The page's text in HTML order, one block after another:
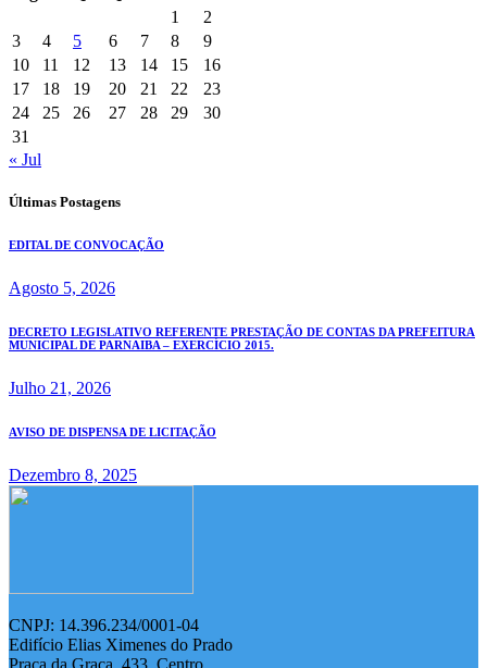
1
2
3
4 5 6 7 8
9
10
11 12 13 14 15
16
17
18 19 20 21 22
23
24
25 26 27 28 29
30
31
« Jul
Últimas Postagens
EDITAL DE CONVOCAÇÃO
Agosto 5, 2026
DECRETO LEGISLATIVO REFERENTE PRESTAÇÃO DE CONTAS DA PREFEITURA
MUNICIPAL DE PARNAIBA – EXERCÍCIO 2015.
Julho 21, 2026
AVISO DE DISPENSA DE LICITAÇÃO
Dezembro 8, 2025
CNPJ: 14.396.234/0001-04
Edifício Elias Ximenes do Prado
Praça da Graça, 433, Centro,